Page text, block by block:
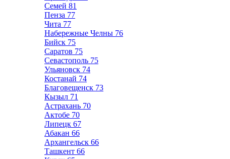
Семей 81
Пенза 77
Чита 77
Набережные Челны 76
Бийск 75
Саратов 75
Севастополь 75
Ульяновск 74
Костанай 74
Благовещенск 73
Кызыл 71
Астрахань 70
Актобе 70
Липецк 67
Абакан 66
Архангельск 66
Ташкент 66